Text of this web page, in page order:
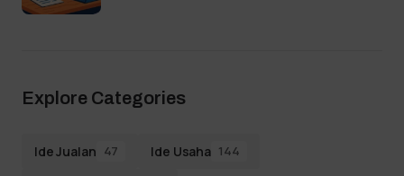
Explore Categories
Ide Jualan 47 Ide Usaha 144